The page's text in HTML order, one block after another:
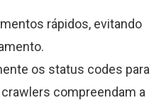
rápidos, evitando
os status codes para
compreendam a